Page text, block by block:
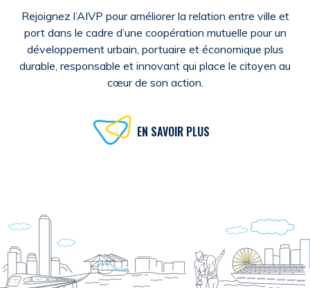
Rejoignez l’AIVP pour améliorer la relation entre ville et
port dans le cadre d’une coopération mutuelle pour un
développement urbain, portuaire et économique plus
durable, responsable et innovant qui place le citoyen au
cœur de son action.
EN SAVOIR PLUS